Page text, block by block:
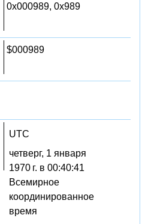
0x000989, 0x989
$000989
UTC
четверг, 1 января
1970 г. в 00:40:41
Всемирное
координированное
время